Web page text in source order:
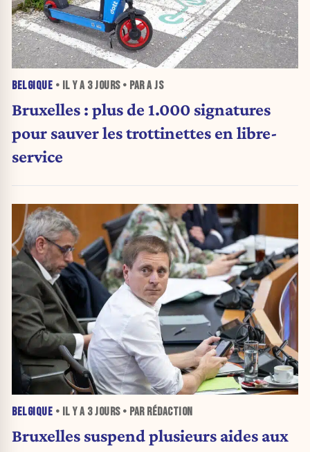
BELGIQUE • IL Y A 3 JOURS• PAR A JS
Bruxelles : plus de 1.000 signatures
pour sauver les trottinettes en libre-
service
BELGIQUE • IL Y A 3 JOURS• PAR RÉDACTION
Bruxelles suspend plusieurs aides aux